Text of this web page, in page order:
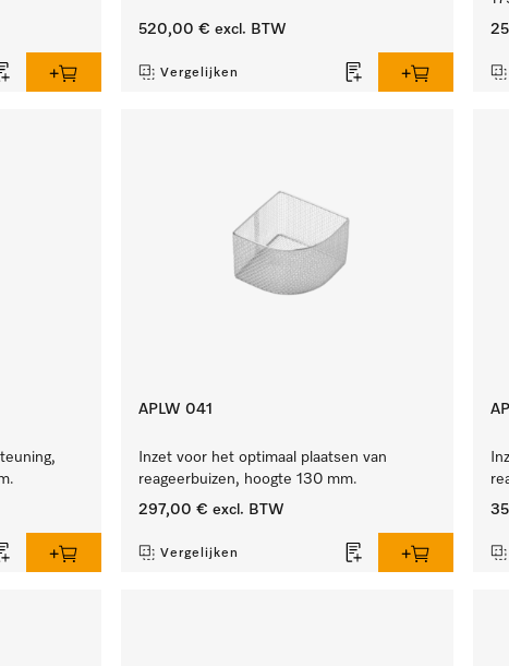
520,00 € excl. BTW
Vergelijken
APLW 041
Inzet voor het optimaal plaatsen van
reageerbuizen, hoogte 130 mm.
297,00 € excl. BTW
Vergelijken